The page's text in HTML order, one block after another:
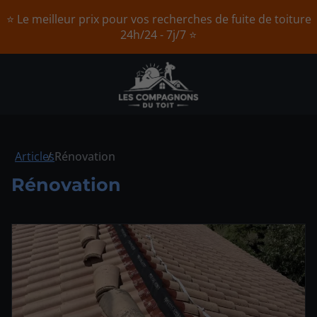
⭐ Le meilleur prix pour vos recherches de fuite de toiture
24h/24 - 7j/7 ⭐
ArticlesRénovation
Rénovation